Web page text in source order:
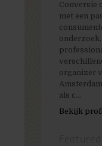
Conversie
met een
organizer
als c...
Bekijk